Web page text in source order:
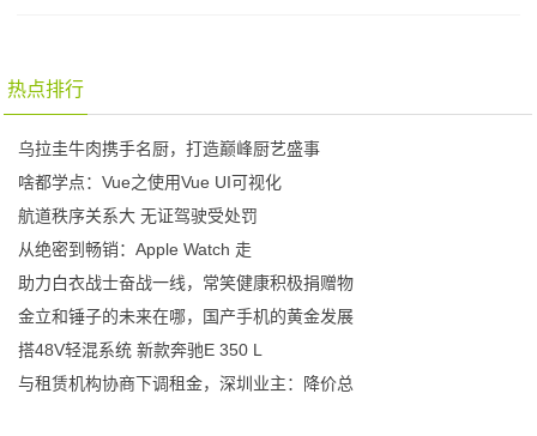
热点排行
乌拉圭牛肉携手名厨，打造巅峰厨艺盛事
啥都学点：Vue之使用Vue UI可视化
航道秩序关系大 无证驾驶受处罚
从绝密到畅销：Apple Watch 走
助力白衣战士奋战一线，常笑健康积极捐赠物
金立和锤子的未来在哪，国产手机的黄金发展
搭48V轻混系统 新款奔驰E 350 L
与租赁机构协商下调租金，深圳业主：降价总